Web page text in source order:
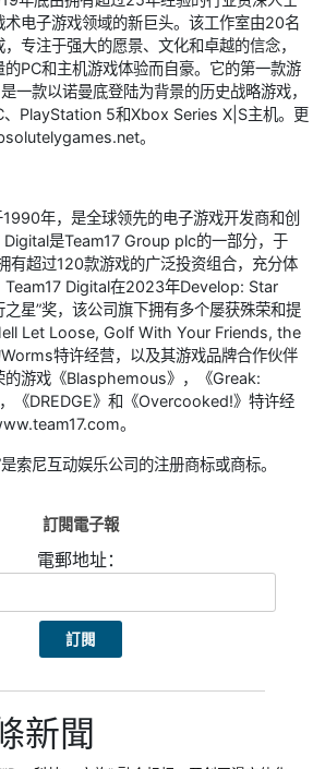
术电子游戏领域的新巨头。该工作室由20名
专注于强大的愿景、文化和卓越的信念，
PC和主机游戏体验而自豪。它的第一款游
一款以诺曼底登陆为背景的历史战略游戏，
PlayStation 5和Xbox Series X|S主机。更
。
年，是全球领先的电子游戏开发商和创
Digital是Team17 Group plc的一部分，于
有超过120款游戏的广泛投资组合，充分体
Team17 Digital在2023年Develop: Star
星”奖，该公司旗下拥有多个屡获殊荣和提
Let Loose, Golf With Your Friends, the
特许经营，以及其游戏品牌合作伙伴
的游戏《Blasphemous》，《Greak:
《DREDGE》和《Overcooked!》特许经
。
索尼互动娱乐公司的注册商标或商标。
訂閱電子報
電郵地址：
新聞